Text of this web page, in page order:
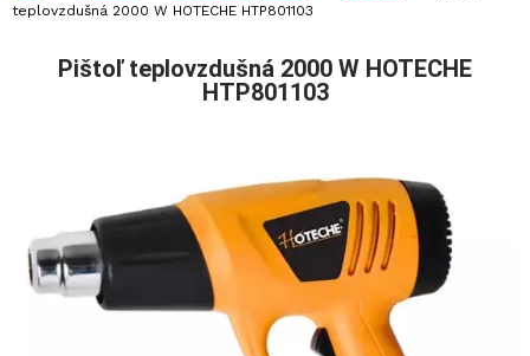
teplovzdušná 2000 W HOTECHE HTP801103
Pištoľ teplovzdušná 2000 W HOTECHE
HTP801103